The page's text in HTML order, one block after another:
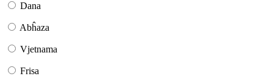
Dana
Abĥaza
Vjetnama
Frisa